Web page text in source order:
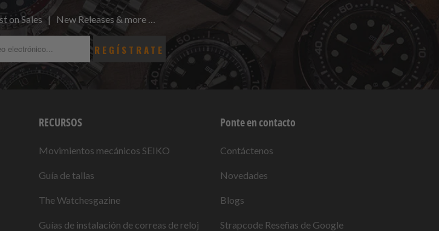
on Sales | New Releases & more …
RECURSOS
Movimientos mecánicos SEIKO
Guía de tallas
The Watchesgazine
Guías de instalación de correas de reloj
Ponte en contacto
Contáctenos
Novedades
Blogs
Strapcode Reseñas de Google